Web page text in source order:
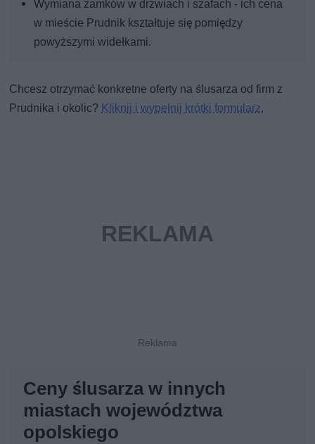
Wymiana zamków w drzwiach i szafach - ich cena
w mieście Prudnik kształtuje się pomiędzy
powyższymi widełkami.
Chcesz otrzymać konkretne oferty na ślusarza od firm z
Prudnika i okolic? Kliknij i wypełnij krótki formularz.
Ceny ślusarza w innych
miastach województwa
opolskiego